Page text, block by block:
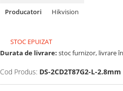
Producatori
Hikvision
STOC EPUIZAT
Durata de livrare: stoc furnizor, livrare
Cod Produs: DS-2CD2T87G2-L-2.8mm